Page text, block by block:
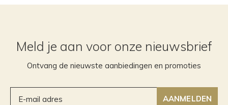
Meld je aan voor onze nieuwsbrief
Ontvang de nieuwste aanbiedingen en promoties
AANMELDEN